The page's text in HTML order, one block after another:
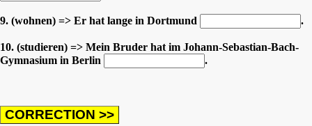
9. (wohnen) => Er hat lange in Dortmund .
10. (studieren) => Mein Bruder hat im Johann-Sebastian-Bach-
Gymnasium in Berlin
.